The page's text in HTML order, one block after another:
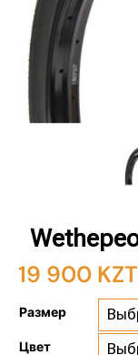
19 900 KZT
Размер
Цвет